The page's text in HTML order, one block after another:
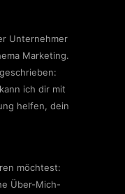
Unternehmer
Marketing.
ich dir mit
helfen, dein
möchtest:
Über-Mich-